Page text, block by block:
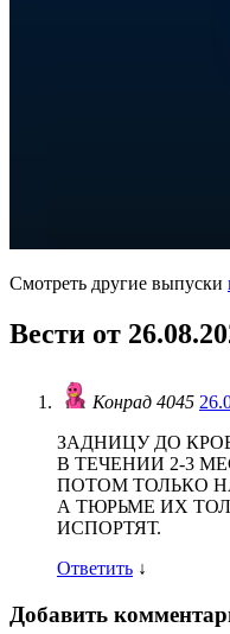
Смотреть другие выпуски
Вести от
Конрад 4045
ЗАДНИЦУ ДО
В ТЕЧЕНИИ 2-3
ПОТОМ ТОЛЬКО
А ТЮРЬМЕ ИХ
ИСПОРТЯТ.
Ответить ↓
Добавить